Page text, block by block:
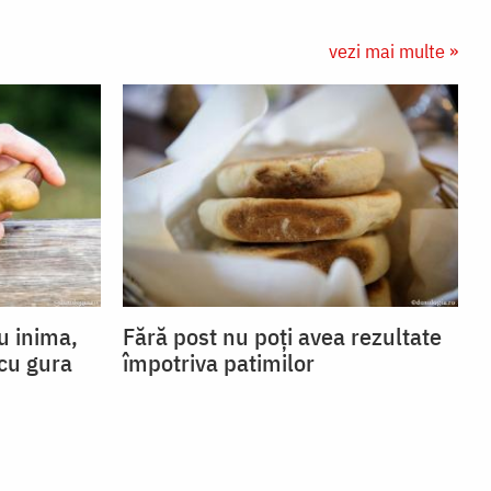
vezi mai multe »
inima,
gura
Fără post nu poți avea rezultate
împotriva patimilor